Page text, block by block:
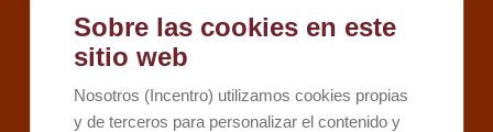
Recursos
Kit Digital
Kit Consulting
Sobre las cookies en este
sitio web
Nosotros (Incentro) utilizamos cookies propias
y de terceros para personalizar el contenido y